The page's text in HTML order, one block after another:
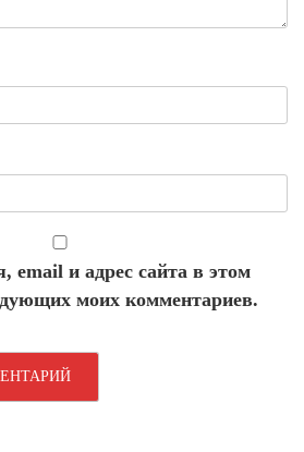
email и адрес сайта в этом
моих комментариев.